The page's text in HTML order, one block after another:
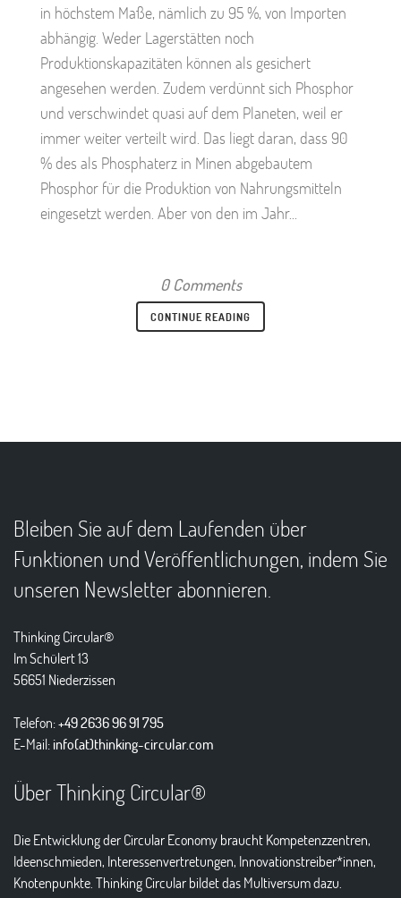
in höchstem Maße, nämlich zu 95 %, von Importen
abhängig. Weder Lagerstätten noch
Produktionskapazitäten können als gesichert
angesehen werden. Zudem verdünnt sich Phosphor
und verschwindet quasi auf dem Planeten, weil er
immer weiter verteilt wird. Das liegt daran, dass 90
% des als Phosphaterz in Minen abgebautem
Phosphor für die Produktion von Nahrungsmitteln
eingesetzt werden. Aber von den im Jahr...
0 Comments
CONTINUE READING
Bleiben Sie auf dem Laufenden über
Funktionen und Veröffentlichungen, indem Sie
unseren Newsletter abonnieren.
Thinking Circular®
Im Schülert 13
56651 Niederzissen
Telefon:+49 2636 96 91 795
E-Mail:info(at)thinking-circular.com
Über Thinking Circular®
Die Entwicklung der Circular Economy braucht Kompetenzzentren,
Ideenschmieden, Interessenvertretungen, Innovationstreiber*innen,
Knotenpunkte. Thinking Circular bildet das Multiversum dazu.